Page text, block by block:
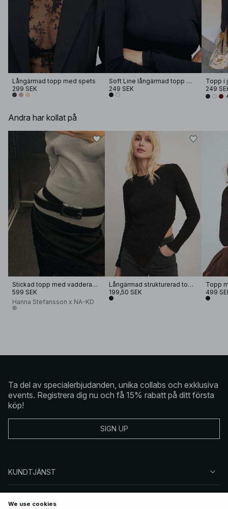
Långärmad topp med spets
299 SEK
Soft Line långärmad topp med tratthals
249 SEK
Topp i
249
Andra har kollat på
Stickad topp med vadderade detaljer
599 SEK
Hanna Stefansson x NA-KD
Långärmad strukturerad topp i jersey
199,50 SEK
Topp
499
Ta del av specialerbjudanden, unika collabs och exklusiva
events. Registrera dig nu och få 15% rabatt på ditt första
köp!
SIGN UP
KUNDTJÄNST